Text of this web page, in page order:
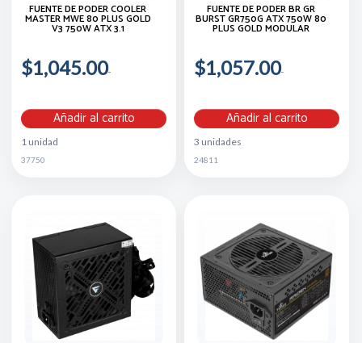
FUENTE DE PODER COOLER
MASTER MWE 80 PLUS GOLD
V3 750W ATX 3.1
$1,045.00
Añadir al carrito
1 unidad
37750
FUENTE DE PODER BR GR
BURST GR750G ATX 750W 80
PLUS GOLD MODULAR
$1,057.00
Añadir al carrito
3 unidades
24811